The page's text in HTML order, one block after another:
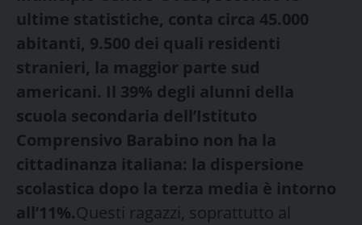
ultime statistiche, conta circa 45.000
abitanti, 9.500 dei quali residenti
stranieri, la maggior parte sud
americani. Il 39% degli alunni della
scuola secondaria dell’Istituto
Comprensivo Barabino non ha la
cittadinanza italiana: la dispersione
scolastica dopo la terza media è intorno
all’11%.Questi ragazzi, soprattutto al